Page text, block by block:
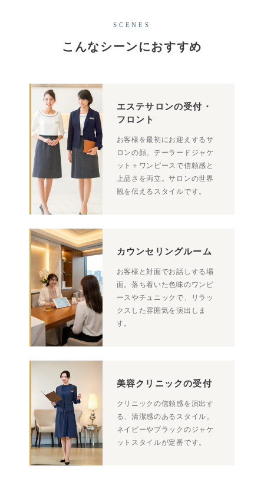
SCENES
こんなシーンにおすすめ
エステサロンの受付・
フロント
お客様を最初にお迎えするサ
ロンの顔。テーラードジャケ
ット＋ワンピースで信頼感と
上品さを両立。サロンの世界
観を伝えるスタイルです。
カウンセリングルーム
お客様と対面でお話しする場
面。落ち着いた色味のワンピ
ースやチュニックで、リラッ
クスした雰囲気を演出しま
す。
美容クリニックの受付
クリニックの信頼感を演出す
る、清潔感のあるスタイル。
ネイビーやブラックのジャケ
ットスタイルが定番です。